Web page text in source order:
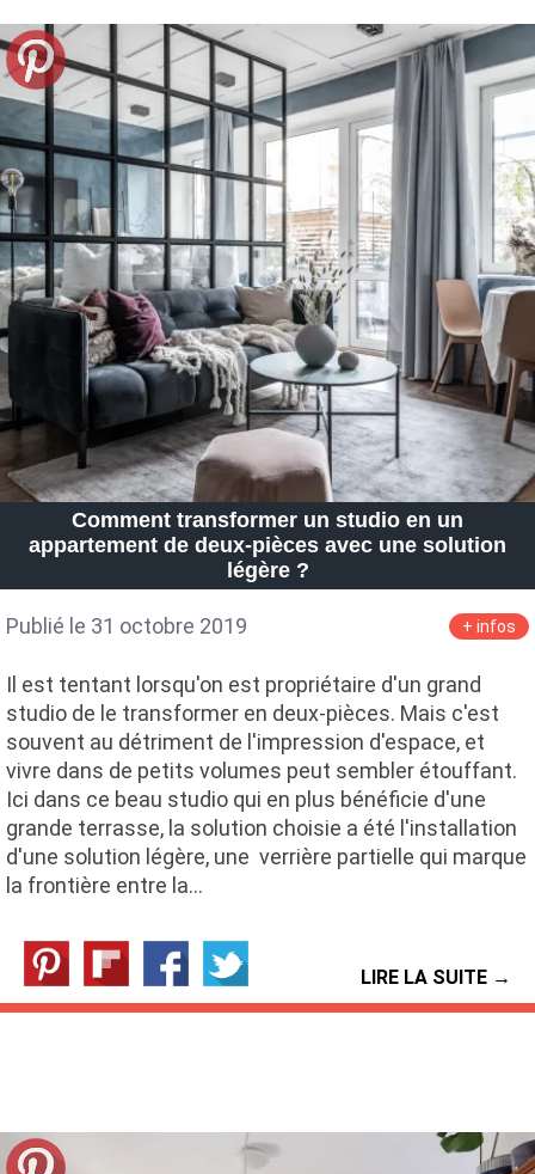
Comment transformer un studio en un
appartement de deux-pièces avec une solution
légère ?
Publié le 31 octobre 2019 + infos
Il est tentant lorsqu'on est propriétaire d'un grand
studio de le transformer en deux-pièces. Mais c'est
souvent au détriment de l'impression d'espace, et
vivre dans de petits volumes peut sembler étouffant.
Ici dans ce beau studio qui en plus bénéficie d'une
grande terrasse, la solution choisie a été l'installation
d'une solution légère, une verrière partielle qui marque
la frontière entre la…
LIRE LA SUITE →